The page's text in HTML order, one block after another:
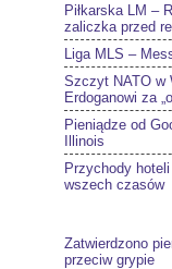
Piłkarska LM –
zaliczka przed
Liga MLS –
Szczyt NATO w
Erdoganowi za
Pieniądze od
Illinois
Przychody
wszech czasów
Zatwierdzono
przeciw grypie